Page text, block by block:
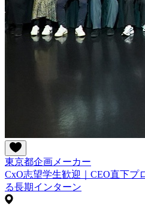
東京都企画 メーカー
CxO志望学生歓迎｜CEO直下プ
る長期インターン